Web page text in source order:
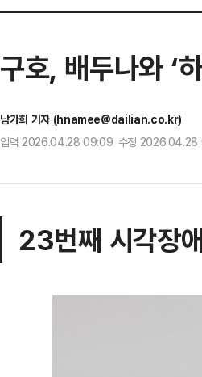
구호, 배두나와 ‘
남가희 기자 (hnamee@dailian.co.kr)
입력 2026.04.28 09:09 수정 2026.04.28
23번째 시각장